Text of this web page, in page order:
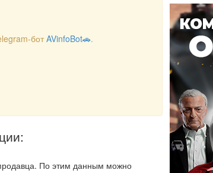
бот AVinfoBot🚗.
По этим данным можно